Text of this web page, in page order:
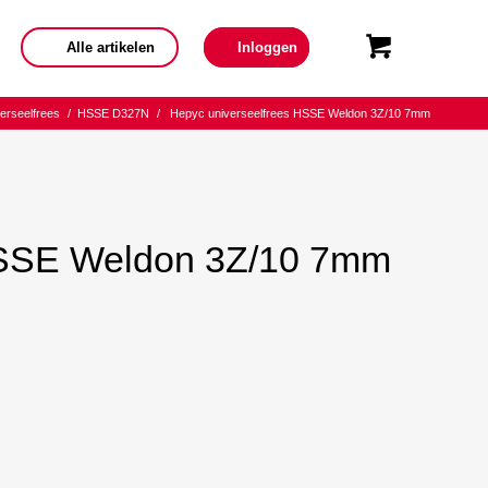
Alle artikelen Inloggen
/ HSSE D327N / Hepyc universeelfrees HSSE Weldon 3Z/10 7mm
Weldon 3Z/10 7mm